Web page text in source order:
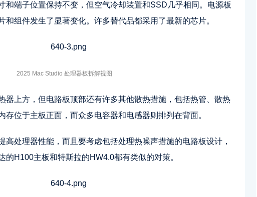
和端子位置保持不变，但空气冷却装置和SSD几乎相同。电源板
和组件发生了显著变化。许多替代品都采用了最新的芯片。
2025 Mac Studio 处理器板拆解视图
器上方，但电路板顶部还有许多其他散热措施，包括热管、散热
存位于主板正面，而众多电容器和电感器则排列在背面。
高处理器性能，而且要考虑包括处理热噪声措施的电路板设计，
的H100主板和特斯拉的HW4.0都有类似的对策。